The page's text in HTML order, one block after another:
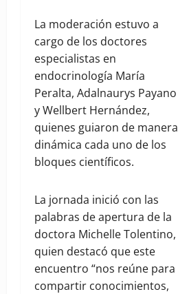
La moderación estuvo a
cargo de los doctores
especialistas en
endocrinología María
Peralta, Adalnaurys Payano
y Wellbert Hernández,
quienes guiaron de manera
dinámica cada uno de los
bloques científicos.
La jornada inició con las
palabras de apertura de la
doctora Michelle Tolentino,
quien destacó que este
encuentro “nos reúne para
compartir conocimientos,